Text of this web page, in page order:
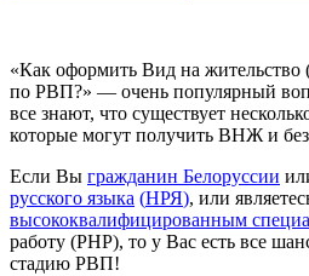
«Как оформить Вид на
по РВП?» — очень популярный
все знают, что существует
которые могут получить ВНЖ и
Если Вы гражданин Белоруссии
русского языка (НРЯ), или
высококвалифицированным
работу (РНР), то у Вас есть все
стадию РВП!